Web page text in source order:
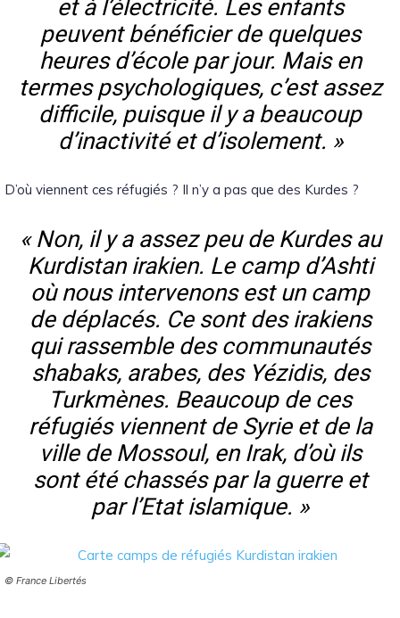
et à l’électricité. Les enfants
peuvent bénéficier de quelques
heures d’école par jour. Mais en
termes psychologiques, c’est assez
difficile, puisque il y a beaucoup
d’inactivité et d’isolement. »
D’où viennent ces réfugiés ? Il n’y a pas que des Kurdes ?
« Non, il y a assez peu de Kurdes au
Kurdistan irakien. Le camp d’Ashti
où nous intervenons est un camp
de déplacés. Ce sont des irakiens
qui rassemble des communautés
shabaks, arabes, des Yézidis, des
Turkmènes. Beaucoup de ces
réfugiés viennent de Syrie et de la
ville de Mossoul, en Irak, d’où ils
sont été chassés par la guerre et
par l’Etat islamique. »
© France Libertés